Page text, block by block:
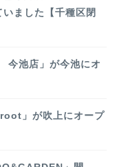
ました【千種区閉
池店」が今池にオ
」が吹上にオープ